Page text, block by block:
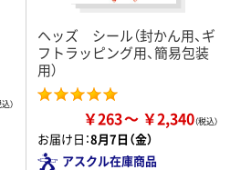
ヘッズ シール（封かん用、ギ
フトラッピング用、簡易包装
用）
￥263 ￥2,340
お届け日：8月7日（金）
アスクル在庫商品